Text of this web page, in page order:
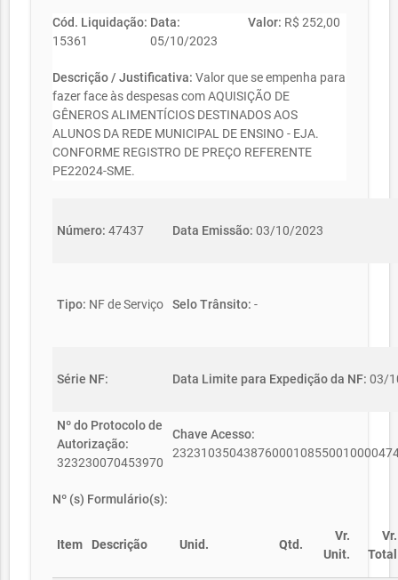
Cód. Liquidação:
15361
Data:
05/10/2023
Valor: R$ 252,00
Descrição / Justificativa: Valor que se empenha para
fazer face às despesas com AQUISIÇÃO DE
GÊNEROS ALIMENTÍCIOS DESTINADOS AOS
ALUNOS DA REDE MUNICIPAL DE ENSINO - EJA.
CONFORME REGISTRO DE PREÇO REFERENTE
PE22024-SME.
Número: 47437 Data Emissão: 03/10/2023
Tipo: NF de Serviço Selo Trânsito: -
Série NF: Data Limite para Expedição da NF: 03/
Nº do Protocolo de
Autorização:
323230070453970
Chave Acesso:
Nº (s) Formulário(s):
Item Descrição Unid. Qtd.
Vr.
Unit.
Vr.
Total